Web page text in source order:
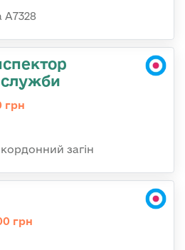
А7328
грн
загін
грн